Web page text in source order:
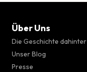
Über Uns
Die Geschichte dahinter
Unser Blog
Presse